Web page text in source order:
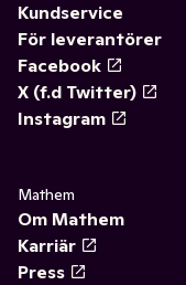
Kundservice
För leverantörer
Facebook
X (f.d Twitter)
Instagram
Mathem
Om Mathem
Karriär
Press